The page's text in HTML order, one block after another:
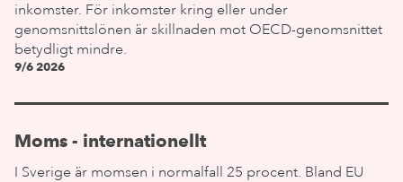
inkomster. För inkomster kring eller under
genomsnittslönen är skillnaden mot OECD-genomsnittet
betydligt mindre.
9/6 2026
Moms - internationellt
I Sverige är momsen i normalfall 25 procent. Bland EU